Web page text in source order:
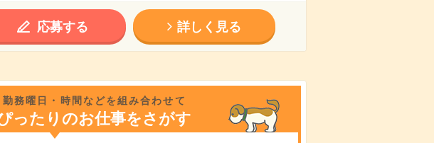
応募する 詳しく見る
務曜日・時間などを組み合わせて
ったりのお仕事をさがす